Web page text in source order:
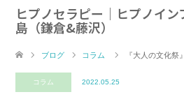
ヒプノセラピー｜ヒプノイ
島（鎌倉&藤沢）
ブログ コラム 『大人の文化
コラム 2022.05.25